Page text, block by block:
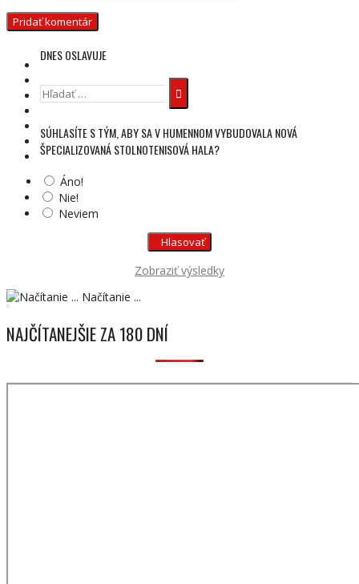
DNES OSLAVUJE
Hľadať:
SÚHLASÍTE S TÝM, ABY SA V HUMENNOM VYBUDOVALA NOVÁ
ŠPECIALIZOVANÁ STOLNOTENISOVÁ HALA?
Áno!
Nie!
Neviem
Zobraziť výsledky
Načítanie ...
NAJČÍTANEJŠIE ZA 180 DNÍ